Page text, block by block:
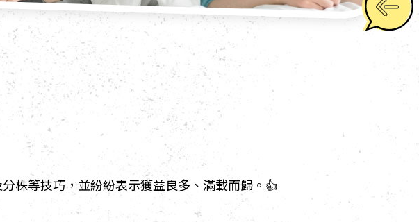
株等技巧，並紛紛表示獲益良多、滿載而歸。👍